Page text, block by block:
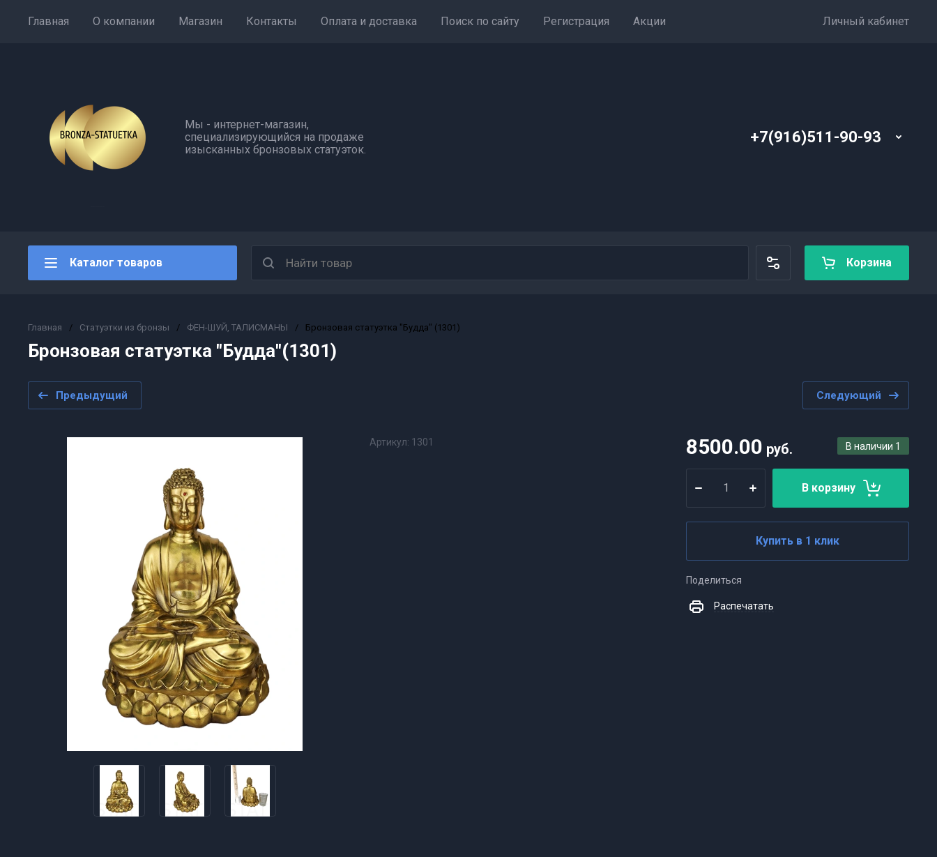
Главная О компании Магазин Контакты Оплата и доставка Поиск по сайту Регистрация Акции Личный кабинет
Мы - интернет-магазин,
специализирующийся на продаже
изысканных бронзовых статуэток.
+7(916)511-90-93
Каталог товаров Корзина
Главная / Статуэтки из бронзы / ФЕН-ШУЙ, ТАЛИСМАНЫ / Бронзовая статуэтка "Будда" (1301)
Бронзовая статуэтка "Будда"(1301)
Предыдущий Следующий
Артикул: 1301 В наличии 1
8500.00 руб.
В корзину
Купить в 1 клик
Поделиться
Распечатать